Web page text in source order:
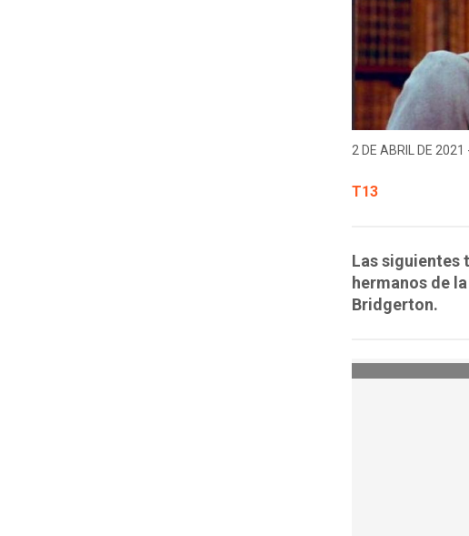
2 DE ABRIL DE 2021
T13
Las siguientes
hermanos de
Bridgerton.